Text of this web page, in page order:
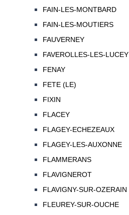
FAIN-LES-MONTBARD
FAIN-LES-MOUTIERS
FAUVERNEY
FAVEROLLES-LES-LUCEY
FENAY
FETE (LE)
FIXIN
FLACEY
FLAGEY-ECHEZEAUX
FLAGEY-LES-AUXONNE
FLAMMERANS
FLAVIGNEROT
FLAVIGNY-SUR-OZERAIN
FLEUREY-SUR-OUCHE